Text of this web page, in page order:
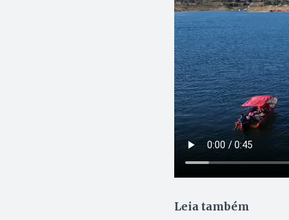
Leia também